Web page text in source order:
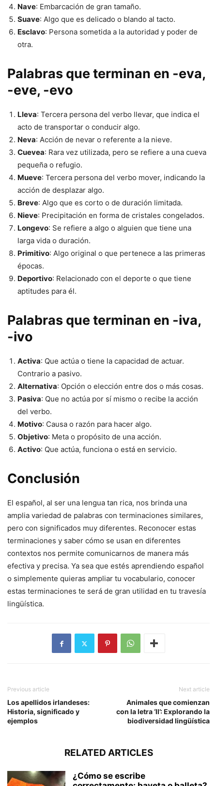
Nave: Embarcación de gran tamaño.
Suave: Algo que es delicado o blando al tacto.
Esclavo: Persona sometida a la autoridad y poder de
otra.
Palabras que terminan en -eva,
-eve, -evo
Lleva: Tercera persona del verbo llevar, que indica el
acto de transportar o conducir algo.
Neva: Acción de nevar o referente a la nieve.
Cuevea: Rara vez utilizada, pero se refiere a una cueva
pequeña o refugio.
Mueve: Tercera persona del verbo mover, indicando la
acción de desplazar algo.
Breve: Algo que es corto o de duración limitada.
Nieve: Precipitación en forma de cristales congelados.
Longevo: Se refiere a algo o alguien que tiene una
larga vida o duración.
Primitivo: Algo original o que pertenece a las primeras
épocas.
Deportivo: Relacionado con el deporte o que tiene
aptitudes para él.
Palabras que terminan en -iva,
-ivo
Activa: Que actúa o tiene la capacidad de actuar.
Contrario a pasivo.
Alternativa: Opción o elección entre dos o más cosas.
Pasiva: Que no actúa por sí mismo o recibe la acción
del verbo.
Motivo: Causa o razón para hacer algo.
Objetivo: Meta o propósito de una acción.
Activo: Que actúa, funciona o está en servicio.
Conclusión
El español, al ser una lengua tan rica, nos brinda una
amplia variedad de palabras con terminaciones similares,
pero con significados muy diferentes. Reconocer estas
terminaciones y saber cómo se usan en diferentes
contextos nos permite comunicarnos de manera más
efectiva y precisa. Ya sea que estés aprendiendo español
o simplemente quieras ampliar tu vocabulario, conocer
estas terminaciones te será de gran utilidad en tu travesía
lingüística.
Previous article
Los apellidos irlandeses:
Historia, significado y
ejemplos
Next article
Animales que comienzan
con la letra ‘ll’: Explorando la
biodiversidad lingüística
RELATED ARTICLES
¿Cómo se escribe